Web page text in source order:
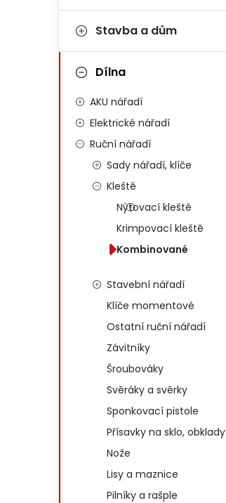
Stavba a dům
Dílna
AKU nářadí
Elektrické nářadí
Ruční nářadí
Sady nářadí, klíče
Kleště
Nýtovací kleště
Krimpovací kleště
Kombinované
Stavební nářadí
Klíče momentové
Ostatní ruční nářadí
Závitníky
Šroubováky
Svěráky a svěrky
Sponkovací pistole
Přísavky na sklo, obklady
Nože
Lisy a maznice
Pilníky a rašple